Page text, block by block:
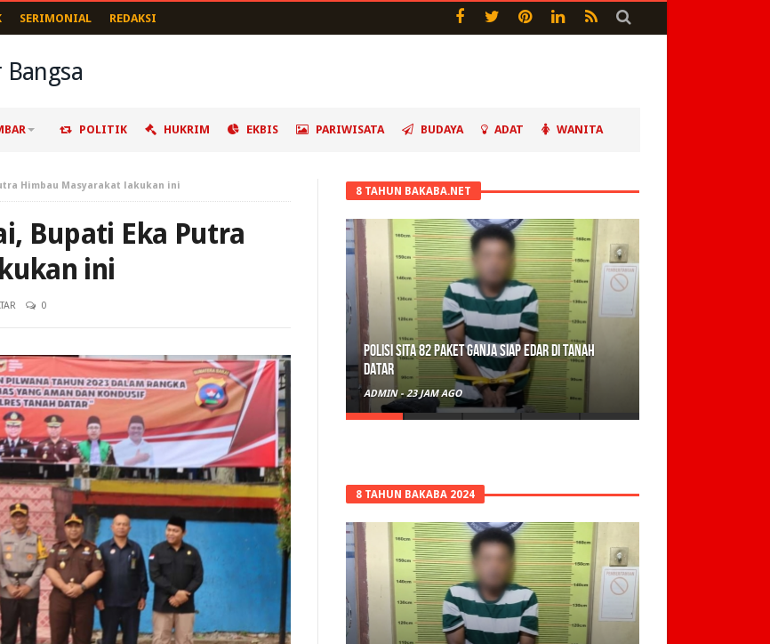
SERIMONIAL REDAKSI
POLITIK HUKRIM EKBIS PARIWISATA BUDAYA ADAT WANITA
Himbau Masyarakat lakukan ini
Bupati Eka Putra
ini
0
8 TAHUN BAKABA.NET
Polisi Sita 82 Paket Ganja Siap Edar di Tanah
Datar
ADMIN -23 JAM AGO
8 TAHUN BAKABA 2024